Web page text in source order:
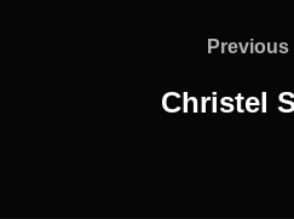
Previous
Christel